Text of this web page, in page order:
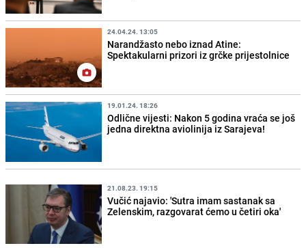
24.04.24. 13:05
Narandžasto nebo iznad Atine:
Spektakularni prizori iz grčke prijestolnice
19.01.24. 18:26
Odlične vijesti: Nakon 5 godina vraća se još
jedna direktna aviolinija iz Sarajeva!
21.08.23. 19:15
Vučić najavio: 'Sutra imam sastanak sa
Zelenskim, razgovarat ćemo u četiri oka'